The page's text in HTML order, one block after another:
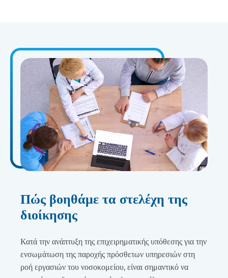
Πώς βοηθάμε τα στελέχη της
διοίκησης
Κατά την ανάπτυξη της επιχειρηματικής υπόθεσης για την
ενσωμάτωση της παροχής πρόσθετων υπηρεσιών στη
ροή εργασιών του νοσοκομείου, είναι σημαντικό να